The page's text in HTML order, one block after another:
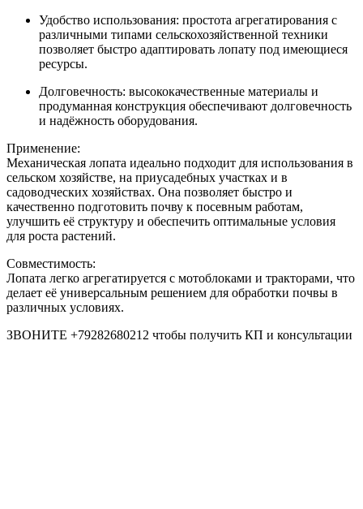
Удобство использования: простота агрегатирования с
различными типами сельскохозяйственной техники
позволяет быстро адаптировать лопату под имеющиеся
ресурсы.
Долговечность: высококачественные материалы и
продуманная конструкция обеспечивают долговечность
и надёжность оборудования.
Применение:
Механическая лопата идеально подходит для использования в
сельском хозяйстве, на приусадебных участках и в
садоводческих хозяйствах. Она позволяет быстро и
качественно подготовить почву к посевным работам,
улучшить её структуру и обеспечить оптимальные условия
для роста растений.
Совместимость:
Лопата легко агрегатируется с мотоблоками и тракторами, что
делает её универсальным решением для обработки почвы в
различных условиях.
ЗВОНИТЕ +79282680212 чтобы получить КП и консультации